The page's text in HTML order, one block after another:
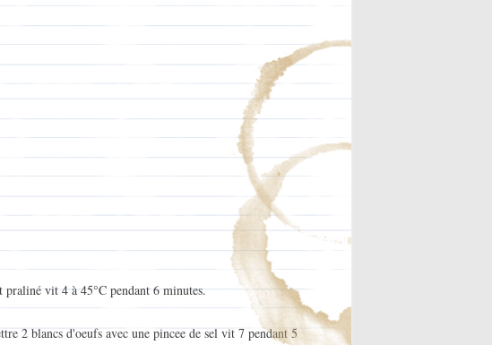
vit 4 à 45°C pendant 6 minutes.
2 blancs d'oeufs avec une pincee de sel vit 7 pendant 5